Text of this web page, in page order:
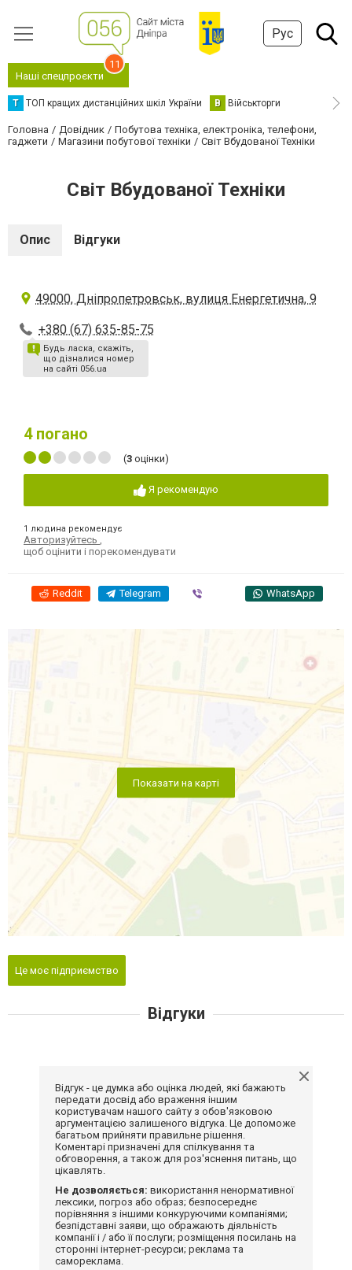
Рус
Наші спецпроєкти
11
Т ТОП кращих дистанційних шкіл України В Військторги
Головна Довідник
Побутова техніка, електроніка, телефони,
гаджети
Магазини побутової техніки Світ Вбудованої Техніки
Світ Вбудованої Техніки
Опис Відгуки
49000, Дніпропетровськ, вулиця Енергетична, 9
+380 (67) 635-85-75
Будь ласка, скажіть,
що дізналися номер
на сайті 056.ua
4погано
(3 оцінки)
Я рекомендую
1 людина рекомендує
Авторизуйтесь
щоб оцінити і порекомендувати
Reddit Telegram WhatsApp
Показати на карті
Це моє підприємство
Відгуки
Відгук - це думка або оцінка людей, які бажають
передати досвід або враження іншим
користувачам нашого сайту з обов'язковою
аргументацією залишеного відгука. Це допоможе
багатьом прийняти правильне рішення.
Коментарі призначені для спілкування та
обговорення, а також для роз'яснення питань, що
цікавлять.
Не дозволяється: використання ненормативної
лексики, погроз або образ; безпосереднє
порівняння з іншими конкуруючими компаніями;
безпідставні заяви, що ображають діяльність
компанії і / або її послуги; розміщення посилань на
сторонні інтернет-ресурси; реклама та
самореклама.